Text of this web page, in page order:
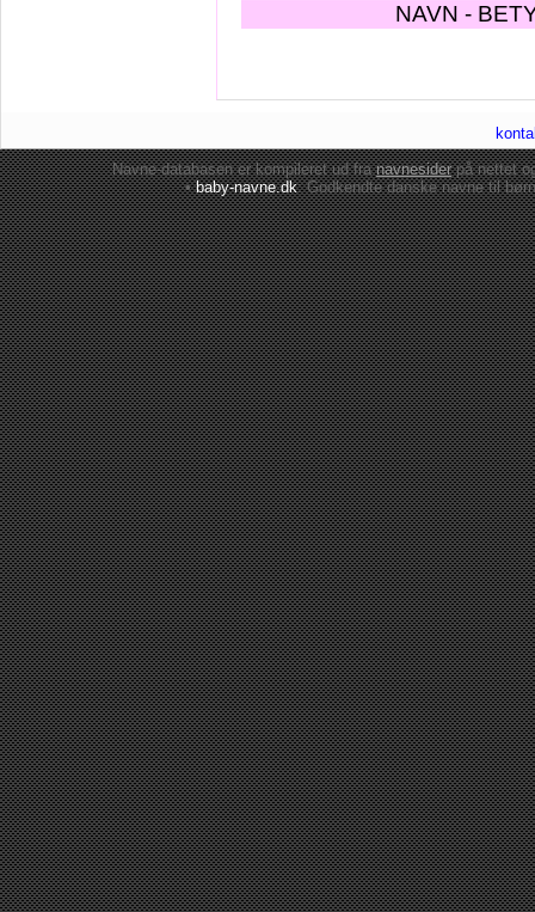
NAVN -
Navne-databasen er kompileret ud franavnesiderpå nettet
•baby-navne.dk: Godkendte danskenavne til børn